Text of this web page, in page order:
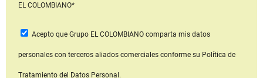
EL COLOMBIANO*
Acepto que Grupo EL COLOMBIANOcomparta mis datos
personales con terceros aliados comerciales conforme su Política de
Tratamiento del Datos Personal.